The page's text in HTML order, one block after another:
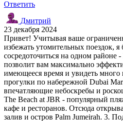
Ответить
Дмитрий
23 декабря 2024
Привет! Учитывая ваше
избежать утомительных поездок,
сосредоточиться на одном районе
позволит вам максимально
имеющееся время и увидеть много
прогулки по набережной Dubai
впечатляющие небоскребы и
The Beach at JBR - популярный
кафе и ресторанов. Отсюда
залив и остров Palm Jumeirah. 3.